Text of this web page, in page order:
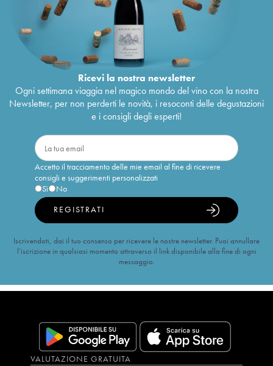
Ricevi la nostra newsletter
Ogni settimana viaggia nel magico mondo del vino con la nostra
Newsletter, per non perderti le novità, i resoconti delle degustazioni
e i consigli degli esperti!
Accetto il tracciamento delle mie email al fine di ricevere
consigli e suggerimenti personalizzati
Sì
No
REGISTRATI
Iscrivendoti, dai il tuo consenso per ricevere le nostre newsletter. Puoi annullare
l’iscrizione in qualsiasi momento attraverso il link disponibile alla fine di ogni
messaggio.
VALUTAZIONE GRATUITA